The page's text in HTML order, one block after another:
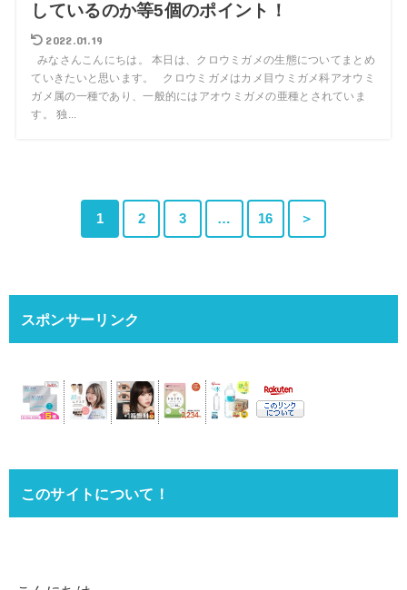
しているのか等5個のポイント！
2022.01.19
みなさんこんにちは。 本日は、クロウミガメの生態についてまとめ
ていきたいと思います。 クロウミガメはカメ目ウミガメ科アオウミ
ガメ属の一種であり、一般的にはアオウミガメの亜種とされていま
す。 独...
1 2 3 … 16 ＞
スポンサーリンク
このサイトについて！